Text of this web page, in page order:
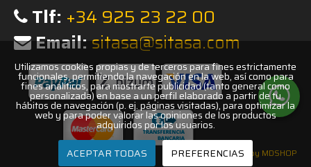
Tlf: +34 925 23 22 00
Email: sitasa@sitasa.com
by MDSHOP
Utilizamos cookies propias y de terceros para fines estrictamente
funcionales, permitiendo la navegación en la web, así como para
fines analíticos, para mostrarte publicidad (tanto general como
personalizada) en base a un perfil elaborado a partir de tu
hábitos de navegación (p. ej. páginas visitadas), para optimizar la
web y para poder valorar las opiniones de los productos
adquiridos por los usuarios.
ACEPTAR TODAS
PREFERENCIAS